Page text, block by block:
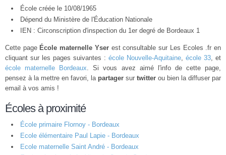
École créée le 10/08/1965
Dépend du Ministère de l'Éducation Nationale
IEN : Circonscription d'inspection du 1er degré de Bordeaux 1
Cette page École maternelle Yserest consultable sur Les Ecoles .fr en
cliquant sur les pages suivantes : école Nouvelle-Aquitaine, école 33, et
école maternelle Bordeaux. Si vous avez aimé l'info de cette page,
pensez à la mettre en favori, la partager sur twitter ou bien la diffuser par
email à vos amis !
Écoles à proximité
École primaire Flornoy - Bordeaux
Ecole élémentaire Paul Lapie - Bordeaux
Ecole maternelle Saint André - Bordeaux